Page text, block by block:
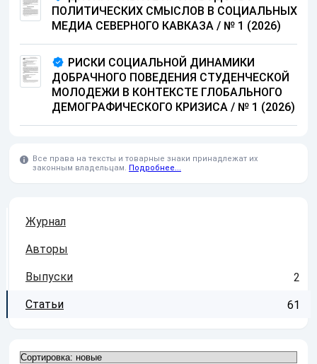
ПОЛИТИЧЕСКИХ СМЫСЛОВ В СОЦИАЛЬНЫХ
МЕДИА СЕВЕРНОГО КАВКАЗА / № 1 (2026)
РИСКИ СОЦИАЛЬНОЙ ДИНАМИКИ
ДОБРАЧНОГО ПОВЕДЕНИЯ СТУДЕНЧЕСКОЙ
МОЛОДЕЖИ В КОНТЕКСТЕ ГЛОБАЛЬНОГО
ДЕМОГРАФИЧЕСКОГО КРИЗИСА / № 1 (2026)
Все права на тексты и товарные знаки принадлежат их
законным владельцам. Подробнее...
Журнал
Авторы
Выпуски 2
Статьи 61